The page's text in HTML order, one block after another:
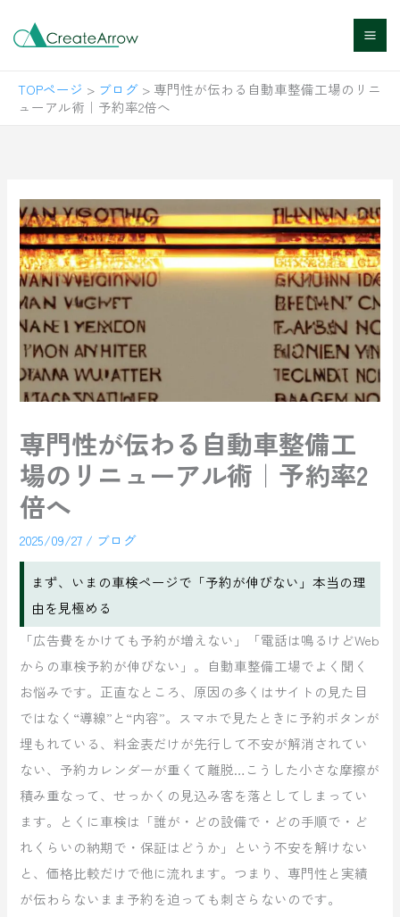
TOPページ > ブログ > 専門性が伝わる自動車整備工場のリニ
ューアル術｜予約率2倍へ
専門性が伝わる自動車整備工
場のリニューアル術｜予約率2
倍へ
2025/09/27 / ブログ
まず、いまの車検ページで「予約が伸びない」本当の理
由を見極める
「広告費をかけても予約が増えない」「電話は鳴るけどWeb
からの車検予約が伸びない」。自動車整備工場でよく聞く
お悩みです。正直なところ、原因の多くはサイトの見た目
ではなく“導線”と“内容”。スマホで見たときに予約ボタンが
埋もれている、料金表だけが先行して不安が解消されてい
ない、予約カレンダーが重くて離脱…こうした小さな摩擦が
積み重なって、せっかくの見込み客を落としてしまってい
ます。とくに車検は「誰が・どの設備で・どの手順で・ど
れくらいの納期で・保証はどうか」という不安を解けない
と、価格比較だけで他に流れます。つまり、専門性と実績
が伝わらないまま予約を迫っても刺さらないのです。